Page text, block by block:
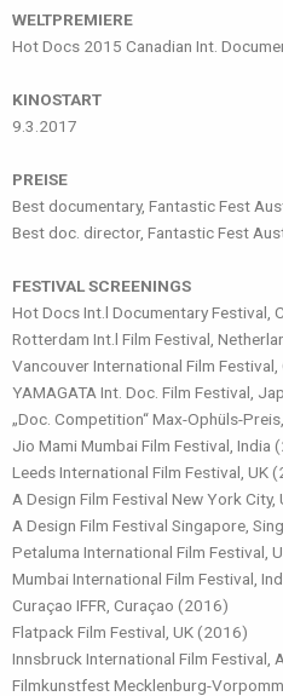
WELTPREMIERE
Hot Docs 2015 Canadian Int.
KINOSTART
9.3.2017
PREISE
Best documentary, Fantastic Fest
Best doc. director, Fantastic Fest
FESTIVAL SCREENINGS
Hot Docs Int.l Documentary Festival,
Rotterdam Int.l Film Festival,
Vancouver International Film
YAMAGATA Int. Doc. Film Festival,
„Doc. Competition“ Max-Ophüls-
Jio Mami Mumbai Film Festival, India
Leeds International Film Festival, UK
A Design Film Festival New York City,
A Design Film Festival Singapore,
Petaluma International Film Festival,
Mumbai International Film Festival,
Curaçao IFFR, Curaçao (2016)
Flatpack Film Festival, UK (2016)
Innsbruck International Film Festival,
Filmkunstfest Mecklenburg-